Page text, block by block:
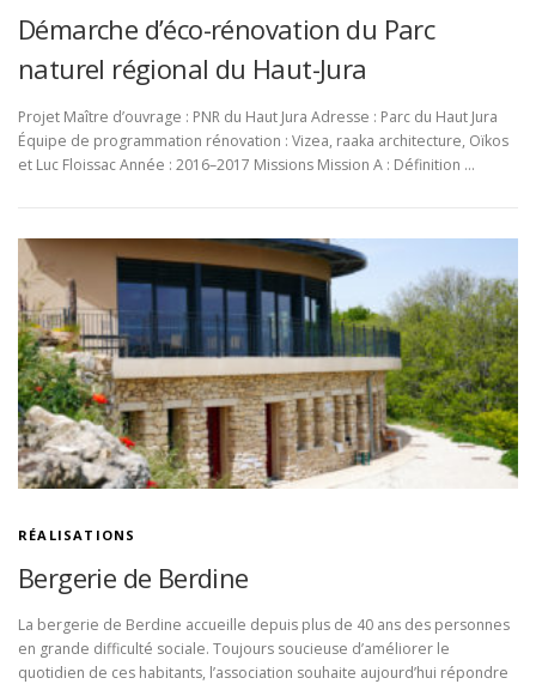
Démarche d’éco-rénovation du Parc
naturel régional du Haut-Jura
Projet Maître d’ouvrage : PNR du Haut Jura Adresse : Parc du Haut Jura
Équipe de programmation rénovation : Vizea, raaka architecture, Oïkos
et Luc Floissac Année : 2016–2017 Missions Mission A : Définition …
RÉALISATIONS
Bergerie de Berdine
La bergerie de Berdine accueille depuis plus de 40 ans des personnes
en grande difficulté sociale. Toujours soucieuse d’améliorer le
quotidien de ces habitants, l’association souhaite aujourd’hui répondre